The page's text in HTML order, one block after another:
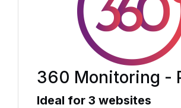
360 Monitoring -
Ideal for 3 websites